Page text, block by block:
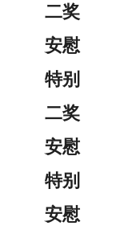
二奖
安慰
特别
二奖
安慰
特别
安慰